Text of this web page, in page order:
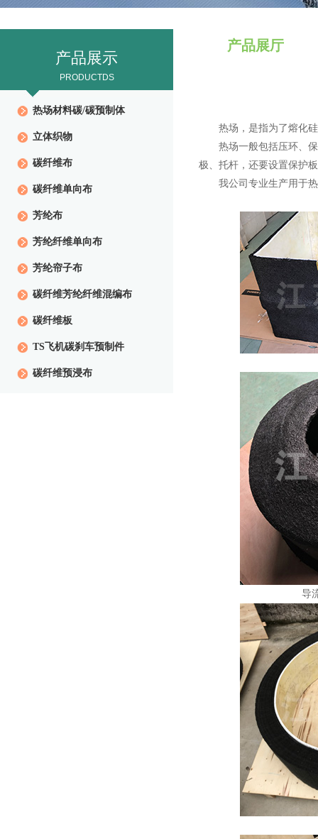
产品展示
PRODUCTDS
热场材料碳/碳预制体
立体织物
碳纤维布
碳纤维单向布
芳纶布
芳纶纤维单向布
芳纶帘子布
碳纤维芳纶纤维混编布
碳纤维板
TS飞机碳刹车预制件
碳纤维预浸布
产品展厅
热场，是指为了熔化硅
热场一般包括压环、保
极、托杆，还要设置保护
我公司专业生产用于热
导